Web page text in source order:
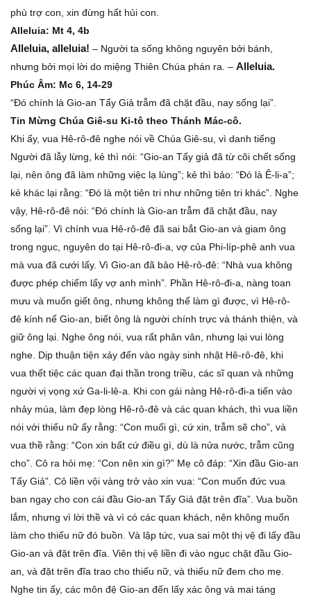
phù trợ con, xin đừng hất hủi con.
Alleluia: Mt 4, 4b
Alleluia, alleluia! – Người ta sống không nguyên bởi bánh,
nhưng bởi mọi lời do miệng Thiên Chúa phán ra. – Alleluia.
Phúc Âm: Mc 6, 14-29
“Ðó chính là Gio-an Tẩy Giả trẫm đã chặt đầu, nay sống lại”.
Tin Mừng Chúa Giê-su Ki-tô theo Thánh Mác-cô.
Khi ấy, vua Hê-rô-đê nghe nói về Chúa Giê-su, vì danh tiếng
Người đã lẫy lừng, kẻ thì nói: “Gio-an Tẩy giả đã từ cõi chết sống
lại, nên ông đã làm những việc lạ lùng”; kẻ thì bảo: “Ðó là Ê-li-a”;
kẻ khác lại rằng: “Ðó là một tiên tri như những tiên tri khác”. Nghe
vậy, Hê-rô-đê nói: “Ðó chính là Gio-an trẫm đã chặt đầu, nay
sống lại”. Vì chính vua Hê-rô-đê đã sai bắt Gio-an và giam ông
trong ngục, nguyên do tại Hê-rô-đi-a, vợ của Phi-líp-phê anh vua
mà vua đã cưới lấy. Vì Gio-an đã bảo Hê-rô-đê: “Nhà vua không
được phép chiếm lấy vợ anh mình”. Phần Hê-rô-đi-a, nàng toan
mưu và muốn giết ông, nhưng không thể làm gì được, vì Hê-rô-
đê kính nể Gio-an, biết ông là người chính trực và thánh thiện, và
giữ ông lại. Nghe ông nói, vua rất phân vân, nhưng lại vui lòng
nghe. Dịp thuận tiện xảy đến vào ngày sinh nhật Hê-rô-đê, khi
vua thết tiệc các quan đại thần trong triều, các sĩ quan và những
người vị vọng xứ Ga-li-lê-a. Khi con gái nàng Hê-rô-đi-a tiến vào
nhảy múa, làm đẹp lòng Hê-rô-đê và các quan khách, thì vua liền
nói với thiếu nữ ấy rằng: “Con muối gì, cứ xin, trẫm sẽ cho”, và
vua thề rằng: “Con xin bất cứ điều gì, dù là nửa nước, trẫm cũng
cho”. Cô ra hỏi mẹ: “Con nên xin gì?” Mẹ cô đáp: “Xin đầu Gio-an
Tẩy Giả”. Cô liền vội vàng trở vào xin vua: “Con muốn đức vua
ban ngay cho con cái đầu Gio-an Tẩy Giả đặt trên đĩa”. Vua buồn
lắm, nhưng vì lời thề và vì có các quan khách, nên không muốn
làm cho thiếu nữ đó buồn. Và lập tức, vua sai một thị vệ đi lấy đầu
Gio-an và đặt trên đĩa. Viên thị vệ liền đi vào ngục chặt đầu Gio-
an, và đặt trên đĩa trao cho thiếu nữ, và thiếu nữ đem cho mẹ.
Nghe tin ấy, các môn đệ Gio-an đến lấy xác ông và mai táng